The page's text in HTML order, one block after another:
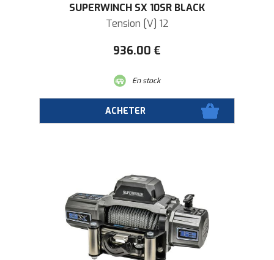
SUPERWINCH SX 10SR BLACK
Tension [V] 12
936.00 €
En stock